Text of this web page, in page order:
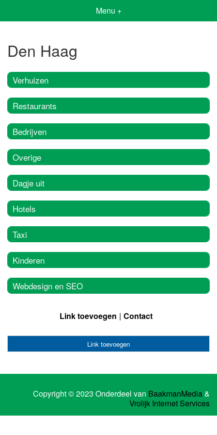
Menu +
Den Haag
Verhuizen
Restaurants
Bedrijven
Overige
Dagje uit
Hotels
Taxi
Kinderen
Webdesign en SEO
Link toevoegen Contact
Link toevoegen
Copyright © 2023 Onderdeel van BaakmanMedia&
Vrolijk Internet Services